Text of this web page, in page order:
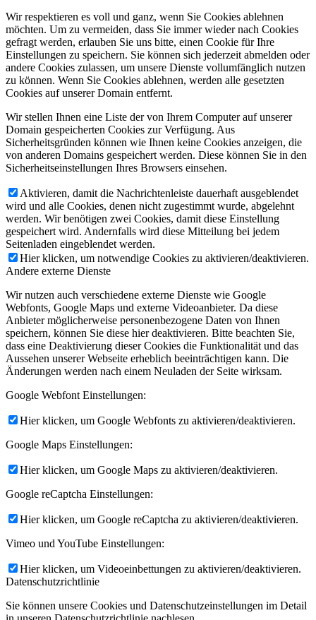
Wir respektieren es voll und ganz, wenn Sie Cookies ablehnen
möchten. Um zu vermeiden, dass Sie immer wieder nach Cookies
gefragt werden, erlauben Sie uns bitte, einen Cookie für Ihre
Einstellungen zu speichern. Sie können sich jederzeit abmelden oder
andere Cookies zulassen, um unsere Dienste vollumfänglich nutzen
zu können. Wenn Sie Cookies ablehnen, werden alle gesetzten
Cookies auf unserer Domain entfernt.
Wir stellen Ihnen eine Liste der von Ihrem Computer auf unserer
Domain gespeicherten Cookies zur Verfügung. Aus
Sicherheitsgründen können wie Ihnen keine Cookies anzeigen, die
von anderen Domains gespeichert werden. Diese können Sie in den
Sicherheitseinstellungen Ihres Browsers einsehen.
Aktivieren, damit die Nachrichtenleiste dauerhaft ausgeblendet
wird und alle Cookies, denen nicht zugestimmt wurde, abgelehnt
werden. Wir benötigen zwei Cookies, damit diese Einstellung
gespeichert wird. Andernfalls wird diese Mitteilung bei jedem
Seitenladen eingeblendet werden.
Hier klicken, um notwendige Cookies zu aktivieren/deaktivieren.
Andere externe Dienste
Wir nutzen auch verschiedene externe Dienste wie Google
Webfonts, Google Maps und externe Videoanbieter. Da diese
Anbieter möglicherweise personenbezogene Daten von Ihnen
speichern, können Sie diese hier deaktivieren. Bitte beachten Sie,
dass eine Deaktivierung dieser Cookies die Funktionalität und das
Aussehen unserer Webseite erheblich beeinträchtigen kann. Die
Änderungen werden nach einem Neuladen der Seite wirksam.
Google Webfont Einstellungen:
Hier klicken, um Google Webfonts zu aktivieren/deaktivieren.
Google Maps Einstellungen:
Hier klicken, um Google Maps zu aktivieren/deaktivieren.
Google reCaptcha Einstellungen:
Hier klicken, um Google reCaptcha zu aktivieren/deaktivieren.
Vimeo und YouTube Einstellungen:
Hier klicken, um Videoeinbettungen zu aktivieren/deaktivieren.
Datenschutzrichtlinie
Sie können unsere Cookies und Datenschutzeinstellungen im Detail